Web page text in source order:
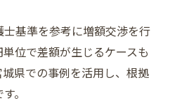
基準を参考に増額交渉を行
位で差額が生じるケースも
県での事例を活用し、根拠
。